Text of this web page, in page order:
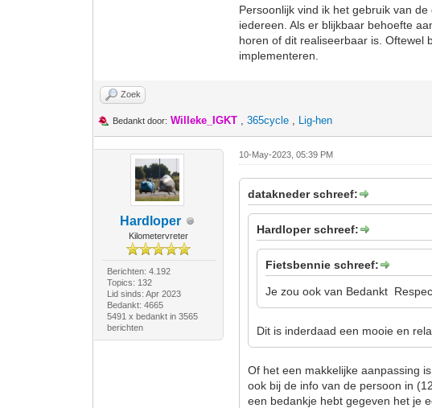
Persoonlijk vind ik het gebruik van
iedereen. Als er blijkbaar behoefte
horen of dit realiseerbaar is. Oftewel
implementeren.
Zoek
Bedankt door: Willeke_IGKT ,365cycle , Lig-hen
Hardloper
Kilometervreter
Berichten: 4.192
Topics: 132
Lid sinds: Apr 2023
Bedankt: 4665
5491 x bedankt in 3565
berichten
10-May-2023, 05:39 PM
datakneder schreef:
Hardloper schreef:
Fietsbennie schreef:
Je zou ook van Bedankt
Dit is inderdaad een mooie en
Of het een makkelijke aanpassing
ook bij de info van de persoon in
een bedankje hebt gegeven het je